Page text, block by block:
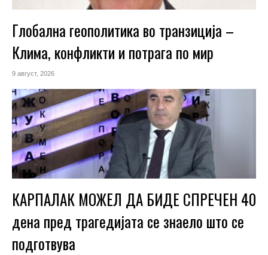
Глобална геополитика во транзиција –
Клима, конфликти и потрага по мир
9 август, 2026
КАРПАЛАК МОЖЕЛ ДА БИДЕ СПРЕЧЕН 40
дена пред трагедијата се знаело што се
подготвува